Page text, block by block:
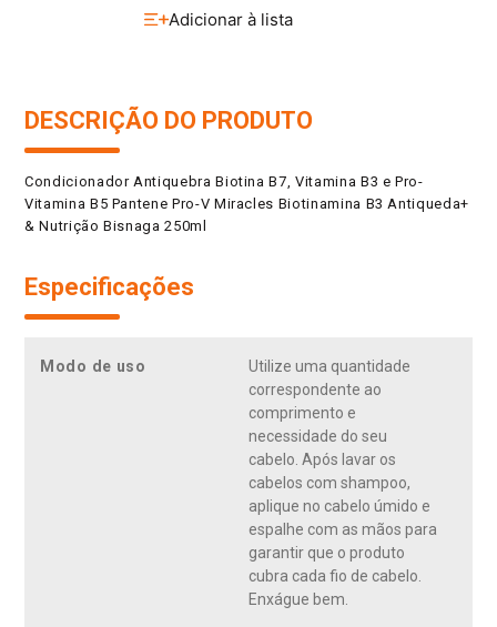
DESCRIÇÃO DO PRODUTO
Condicionador Antiquebra Biotina B7, Vitamina B3 e Pro-
Vitamina B5 Pantene Pro-V Miracles Biotinamina B3 Antiqueda+
& Nutrição Bisnaga 250ml
Especificações
Modo de uso
Utilize uma quantidade
correspondente ao
comprimento e
necessidade do seu
cabelo. Após lavar os
cabelos com shampoo,
aplique no cabelo úmido e
espalhe com as mãos para
garantir que o produto
cubra cada fio de cabelo.
Enxágue bem.